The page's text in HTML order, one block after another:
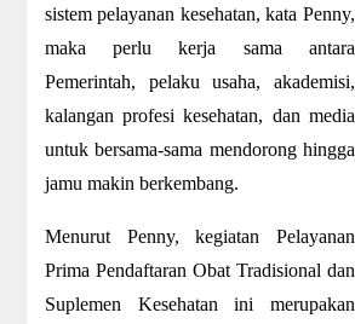
sistem pelayanan kesehatan, kata Penny,
maka perlu kerja sama antara
Pemerintah, pelaku usaha, akademisi,
kalangan profesi kesehatan, dan media
untuk bersama-sama mendorong hingga
jamu makin berkembang.
Menurut Penny, kegiatan Pelayanan
Prima Pendaftaran Obat Tradisional dan
Suplemen Kesehatan ini merupakan